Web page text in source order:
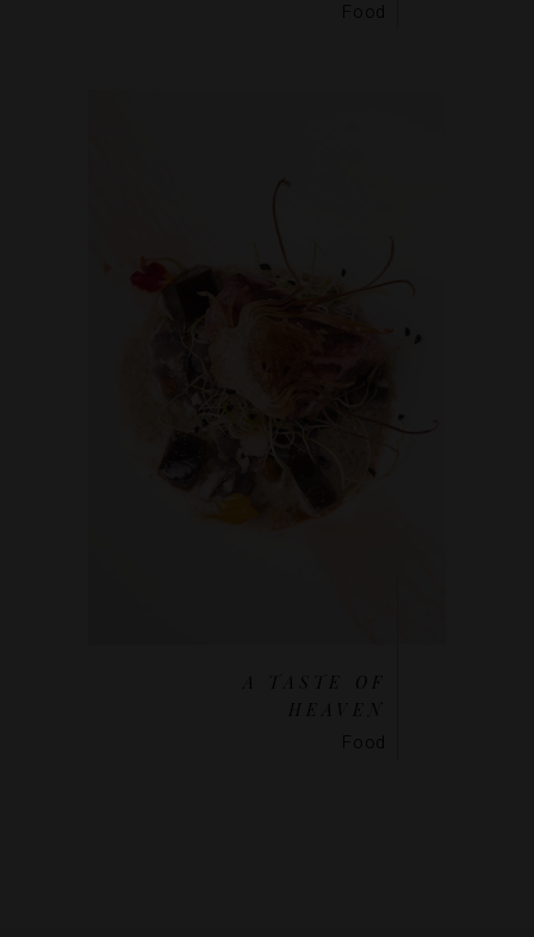
Food
A TASTE OF
HEAVEN
Food